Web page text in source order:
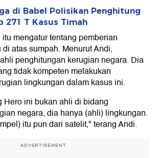
di Babel Polisikan Penghitung
271 T Kasus Timah
mengatur tentang pemberian
atas sumpah. Menurut Andi,
penghitungan kerugian negara. Dia
tidak kompeten melakukan
lingkungan dalam kasus ini.
Hero ini bukan ahli di bidang
negara, dia hanya (ahli) lingkungan.
itu pun dari satelit," terang Andi.
ADVERTISEMENT